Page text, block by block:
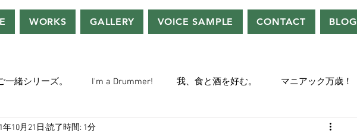
WORKS GALLERY VOICE SAMPLE CONTACT BLOG
一緒シリーズ。 I'm a Drummer! 我、食と酒を好む。 マニアック万歳！
ぢぃー的VOWネタ。
年10月21日 読了時間: 1分